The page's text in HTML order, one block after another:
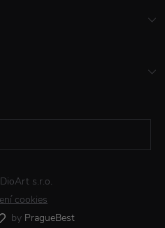
s.r.o.
cookies
by PragueBest